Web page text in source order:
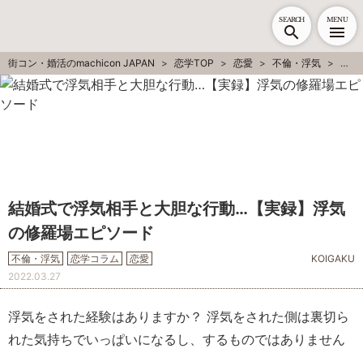
SEARCH MENU
街コン・婚活のmachicon JAPAN 恋学TOP 恋愛 不倫・浮気 結婚
結婚式で浮気相手と大胆な行動…【実録】浮気
の修羅場エピソード
不倫・浮気 恋学コラム 恋愛
KOIGAKU
2022.03.27
浮気をされた経験はありますか？ 浮気をされた側は裏切ら
れた気持ちでいっぱいになるし、するものではありません